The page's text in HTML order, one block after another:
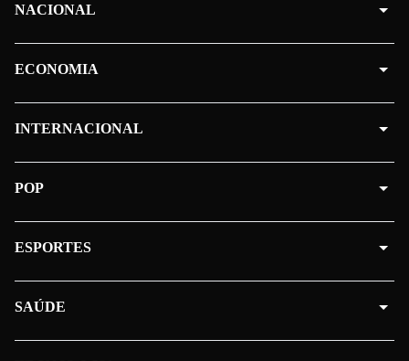
NACIONAL
ECONOMIA
INTERNACIONAL
POP
ESPORTES
SAÚDE